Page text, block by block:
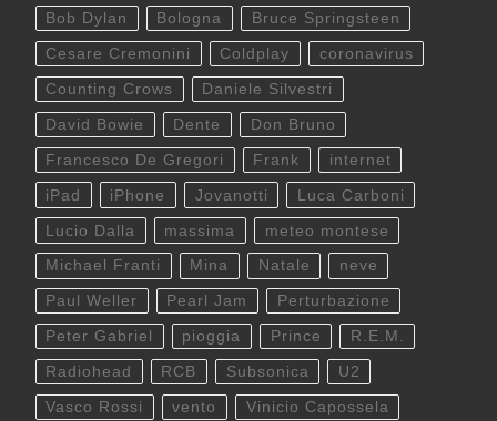
Bob Dylan Bologna Bruce Springsteen
Cesare Cremonini Coldplay coronavirus
Counting Crows Daniele Silvestri
David Bowie Dente Don Bruno
Francesco De Gregori Frank internet
iPad iPhone Jovanotti Luca Carboni
Lucio Dalla massima meteo montese
Michael Franti Mina Natale neve
Paul Weller Pearl Jam Perturbazione
Peter Gabriel pioggia Prince R.E.M.
Radiohead RCB Subsonica U2
Vasco Rossi vento Vinicio Capossela